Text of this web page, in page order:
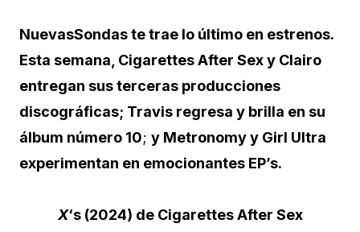
NuevasSondas te trae lo último en estrenos.
Esta semana, Cigarettes After Sex y Clairo
entregan sus terceras producciones
discográficas; Travis regresa y brilla en su
álbum número 10; y Metronomy y Girl Ultra
experimentan en emocionantes EP’s.
X‘s (2024) de Cigarettes After Sex